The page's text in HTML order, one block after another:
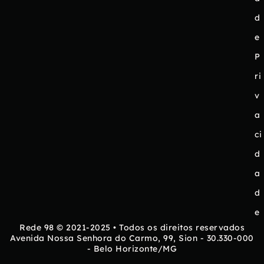
d
e
P
ri
v
a
ci
d
a
d
e
Rede 98 © 2021-2025 • Todos os direitos reservados
Avenida Nossa Senhora do Carmo, 99, Sion - 30.330-000
- Belo Horizonte/MG